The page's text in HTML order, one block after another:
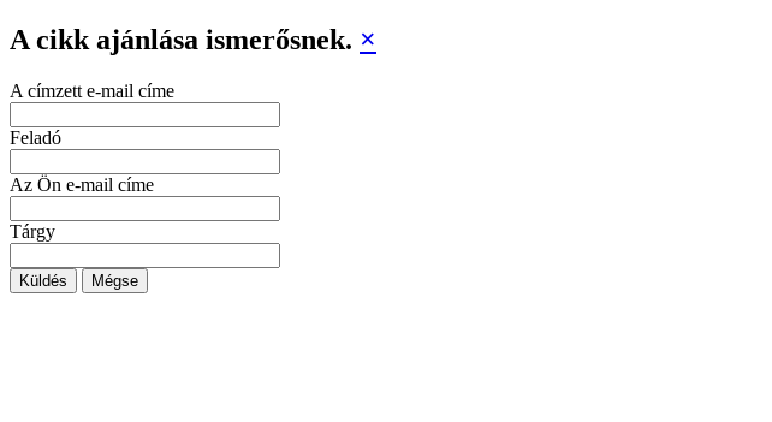
A cikk ajánlása ismerősnek. ×
A címzett e-mail címe
Feladó
Az Ön e-mail címe
Tárgy
Küldés Mégse